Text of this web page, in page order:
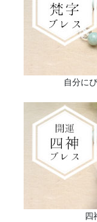
自分に
四